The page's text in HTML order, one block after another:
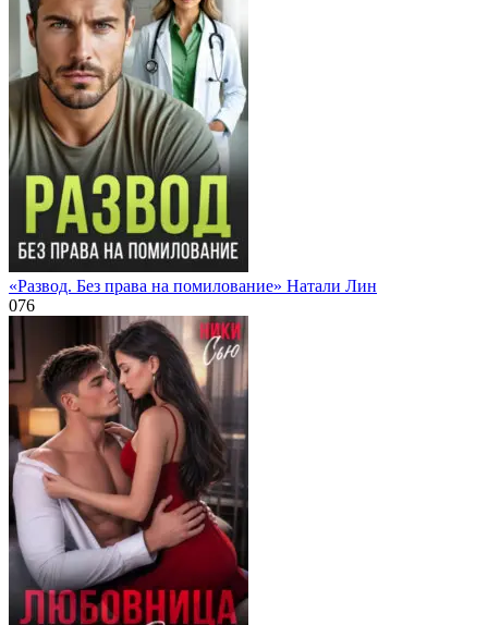
«Развод. Без права на помилование» Натали Лин
076